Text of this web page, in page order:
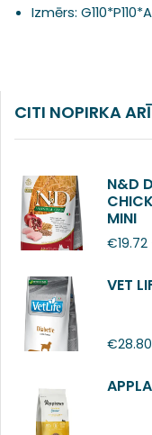
Izmērs: G
CITI NOPIRKA ARĪ
N&D
MINI
€19.72
VET
€28.80